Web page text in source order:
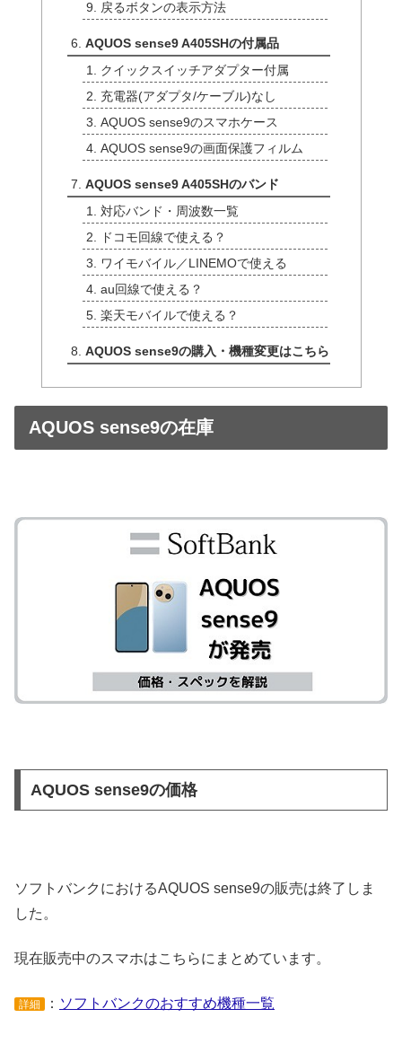
戻るボタンの表示方法
AQUOS sense9 A405SHの付属品
クイックスイッチアダプター付属
充電器(アダプタ/ケーブル)なし
AQUOS sense9のスマホケース
AQUOS sense9の画面保護フィルム
AQUOS sense9 A405SHのバンド
対応バンド・周波数一覧
ドコモ回線で使える？
ワイモバイル／LINEMOで使える
au回線で使える？
楽天モバイルで使える？
AQUOS sense9の購入・機種変更はこちら
AQUOS sense9の在庫
AQUOS sense9の価格
ソフトバンクにおけるAQUOS sense9の販売は終了しま
した。
現在販売中のスマホはこちらにまとめています。
詳細 ： ソフトバンクのおすすめ機種一覧